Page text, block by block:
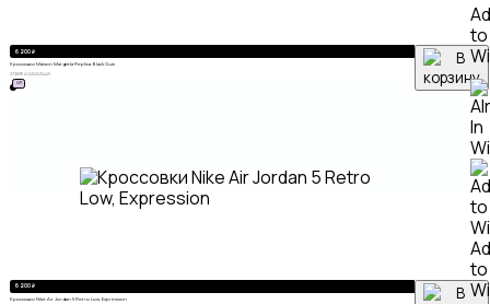
6 200₽
Кроссовки Maison Margiela Replica, Black Gum
373839 4041424344 45
to
6 200₽
Кроссовки Nike Air Jordan 5 Retro Low, Expression
ХИТ
to